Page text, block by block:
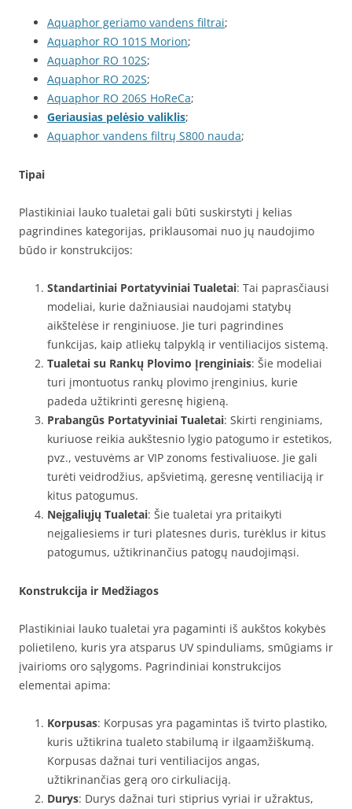
Aquaphor geriamo vandens filtrai;
Aquaphor RO 101S Morion;
Aquaphor RO 102S;
Aquaphor RO 202S;
Aquaphor RO 206S HoReCa;
Geriausias pelėsio valiklis;
Aquaphor vandens filtrų S800 nauda;
Tipai
Plastikiniai lauko tualetai gali būti suskirstyti į kelias
pagrindines kategorijas, priklausomai nuo jų naudojimo
būdo ir konstrukcijos:
Standartiniai Portatyviniai Tualetai: Tai paprasčiausi
modeliai, kurie dažniausiai naudojami statybų
aikštelėse ir renginiuose. Jie turi pagrindines
funkcijas, kaip atliekų talpyklą ir ventiliacijos sistemą.
Tualetai su Rankų Plovimo Įrenginiais: Šie modeliai
turi įmontuotus rankų plovimo įrenginius, kurie
padeda užtikrinti geresnę higieną.
Prabangūs Portatyviniai Tualetai: Skirti renginiams,
kuriuose reikia aukštesnio lygio patogumo ir estetikos,
pvz., vestuvėms ar VIP zonoms festivaliuose. Jie gali
turėti veidrodžius, apšvietimą, geresnę ventiliaciją ir
kitus patogumus.
Neįgaliųjų Tualetai: Šie tualetai yra pritaikyti
neįgaliesiems ir turi platesnes duris, turėklus ir kitus
patogumus, užtikrinančius patogų naudojimąsi.
Konstrukcija ir Medžiagos
Plastikiniai lauko tualetai yra pagaminti iš aukštos kokybės
polietileno, kuris yra atsparus UV spinduliams, smūgiams ir
įvairioms oro sąlygoms. Pagrindiniai konstrukcijos
elementai apima:
Korpusas: Korpusas yra pagamintas iš tvirto plastiko,
kuris užtikrina tualeto stabilumą ir ilgaamžiškumą.
Korpusas dažnai turi ventiliacijos angas,
užtikrinančias gerą oro cirkuliaciją.
Durys: Durys dažnai turi stiprius vyriai ir užraktus,